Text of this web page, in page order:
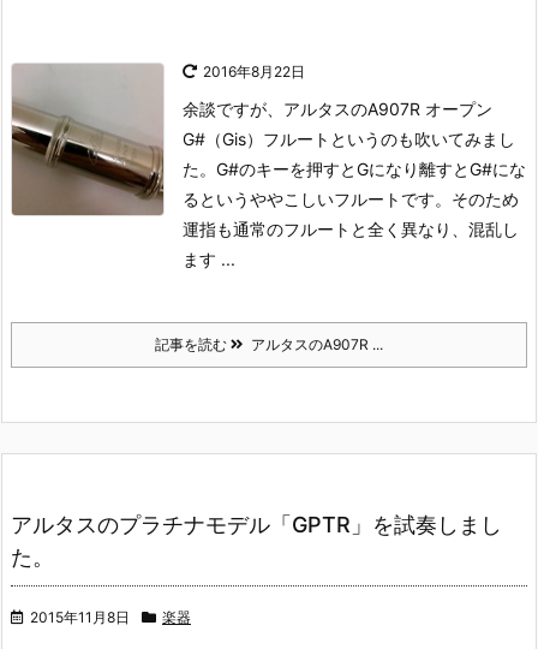
2016年8月22日
余談ですが、アルタスのA907R オープン
G#（Gis）フルートというのも吹いてみまし
た。 G#のキーを押すとGになり離すとG#にな
るというややこしいフルートです。 そのため
運指も通常のフルートと全く異なり、混乱し
ます ...
記事を読む アルタスのA907R ...
アルタスのプラチナモデル「GPTR」を試奏しまし
た。
2015年11月8日 楽器